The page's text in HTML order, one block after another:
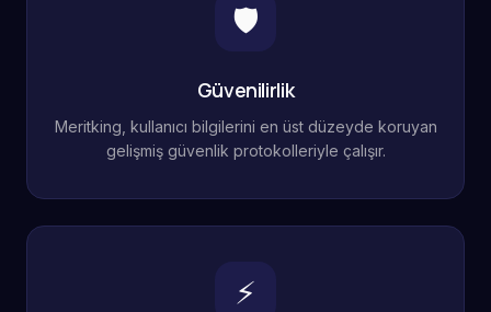
🛡️
Güvenilirlik
Meritking, kullanıcı bilgilerini en üst düzeyde koruyan
gelişmiş güvenlik protokolleriyle çalışır.
⚡